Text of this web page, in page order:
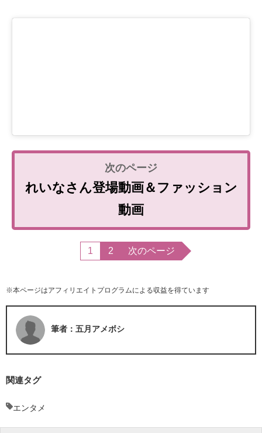
れいなさん登場動画＆ファッション
動画
1 2 次のページ
※本ページはアフィリエイトプログラムによる収益を得ています
筆者：五月アメボシ
関連タグ
エンタメ